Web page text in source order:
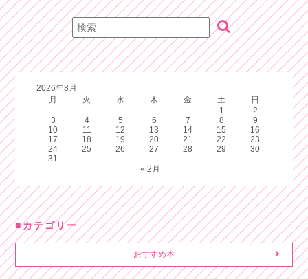
2026年8月
月
火 水 木 金 土
日
1
2
3
4 5 6 7 8
9
10
11 12 13 14 15
16
17
18 19 20 21 22
23
24
25 26 27 28 29
30
31
« 2月
カテゴリー
おすすめ本